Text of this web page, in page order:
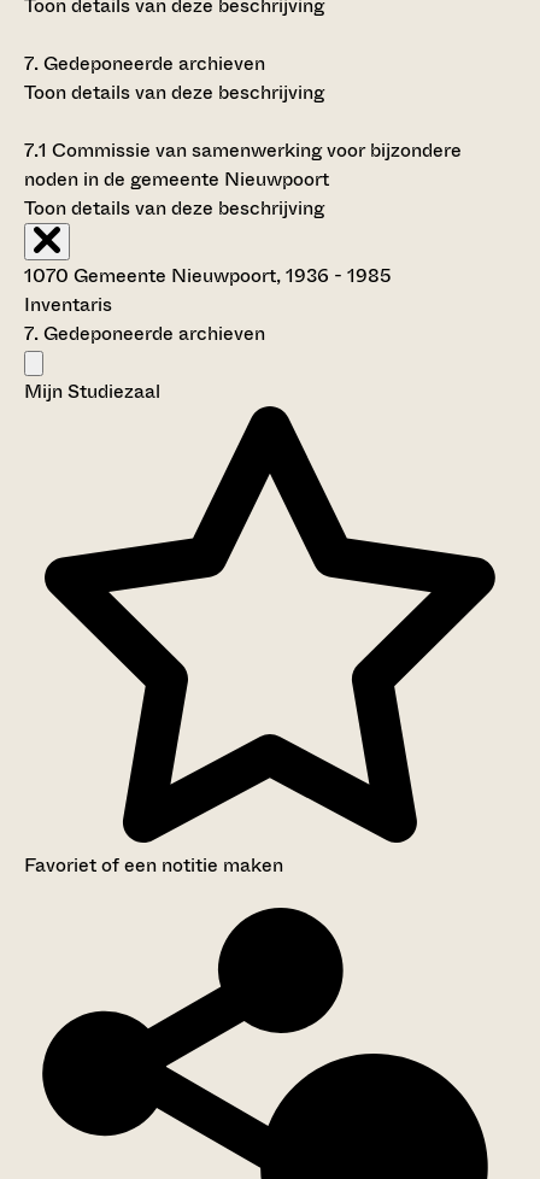
7.Gedeponeerde archieven
Toon details van deze beschrijving
7.1 Commissie van samenwerking voor bijzondere
noden in de gemeente Nieuwpoort
Toon details van deze beschrijving
1070 Gemeente Nieuwpoort, 1936 - 1985
Inventaris
7. Gedeponeerde archieven
Mijn Studiezaal
Favoriet of een notitie maken